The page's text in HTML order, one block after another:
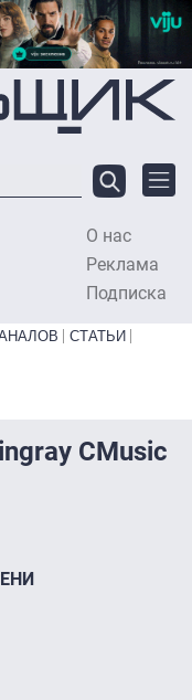
О нас
Реклама
Подписка
СТАТЬИ
CMusic